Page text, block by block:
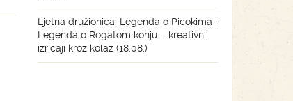
Ljetna družionica: Legenda o Picokima i
Legenda o Rogatom konju – kreativni
izričaji kroz kolaž (18.08.)